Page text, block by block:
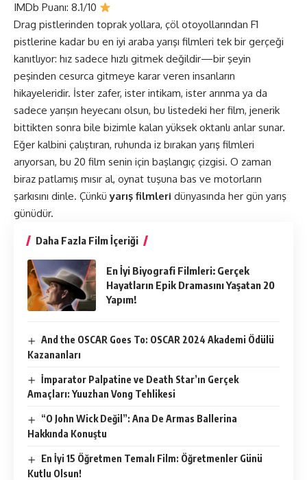
IMDb Puanı: 8.1/10
Drag pistlerinden toprak yollara, çöl otoyollarından F1
pistlerine kadar bu en iyi araba yarışı filmleri tek bir gerçeği
kanıtlıyor: hız sadece hızlı gitmek değildir—bir şeyin
peşinden cesurca gitmeye karar veren insanların
hikayeleridir. İster zafer, ister intikam, ister arınma ya da
sadece yarışın heyecanı olsun, bu listedeki her film, jenerik
bittikten sonra bile bizimle kalan yüksek oktanlı anlar sunar.
Eğer kalbini çalıştıran, ruhunda iz bırakan yarış filmleri
arıyorsan, bu 20 film senin için başlangıç çizgisi. O zaman
biraz patlamış mısır al, oynat tuşuna bas ve motorların
şarkısını dinle. Çünküyarış filmleri dünyasında her gün yarış
günüdür.
Daha Fazla Film İçeriği
En İyi Biyografi Filmleri: Gerçek
Hayatların Epik Dramasını Yaşatan 20
Yapım!
And the OSCAR Goes To: OSCAR 2024 Akademi Ödülü
Kazananları
İmparator Palpatine ve Death Star’ın Gerçek
Amaçları: Yuuzhan Vong Tehlikesi
“O John Wick Değil”: Ana De Armas Ballerina
Hakkında Konuştu
En İyi 15 Öğretmen Temalı Film: Öğretmenler Günü
Kutlu Olsun!